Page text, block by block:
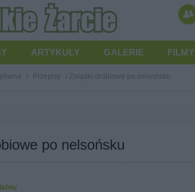
ARTYKUŁY GALERIE FILMY
/ Przepisy / Żołądki drobiowe po nelsońsku
po nelsońsku